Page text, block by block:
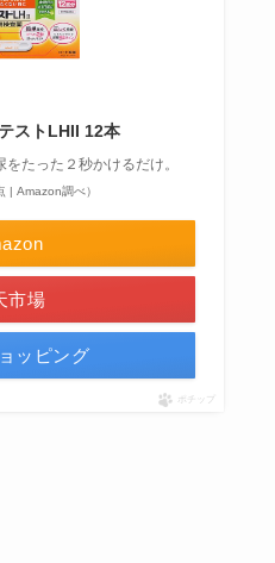
ストLHII 12本
たった２秒かけるだけ。
| Amazon調べ）
市場
ッピング
ポチップ